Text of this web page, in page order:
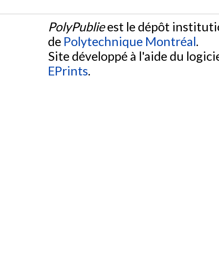
PolyPublieest le dépôt
de Polytechnique Montréal.
Site développé à l'aide du
EPrints.